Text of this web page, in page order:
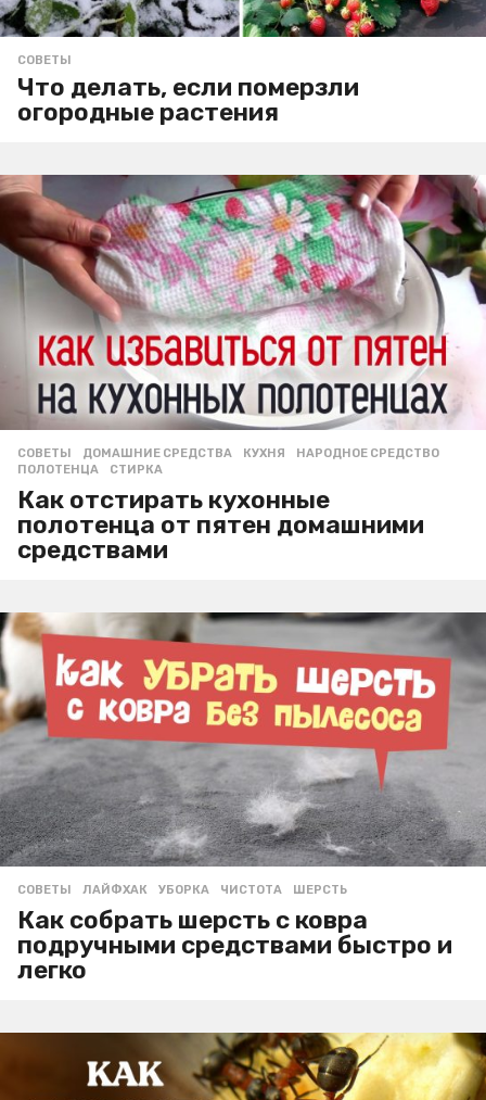
СОВЕТЫ
Что делать, если померзли
огородные растения
СОВЕТЫ ДОМАШНИЕ СРЕДСТВА ,КУХНЯ ,НАРОДНОЕ СРЕДСТВО
ПОЛОТЕНЦА
,СТИРКА
Как отстирать кухонные
полотенца от пятен домашними
средствами
СОВЕТЫ ЛАЙФХАК ,УБОРКА ,ЧИСТОТА ,ШЕРСТЬ
Как собрать шерсть с ковра
подручными средствами быстро и
легко